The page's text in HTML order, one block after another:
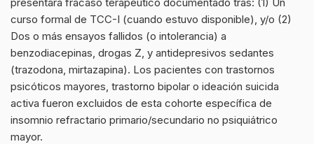
curso formal de TCC-I (cuando estuvo disponible), y/o (2)
Dos o más ensayos fallidos (o intolerancia) a
benzodiacepinas, drogas Z, y antidepresivos sedantes
(trazodona, mirtazapina). Los pacientes con trastornos
psicóticos mayores, trastorno bipolar o ideación suicida
activa fueron excluidos de esta cohorte específica de
insomnio refractario primario/secundario no psiquiátrico
mayor.